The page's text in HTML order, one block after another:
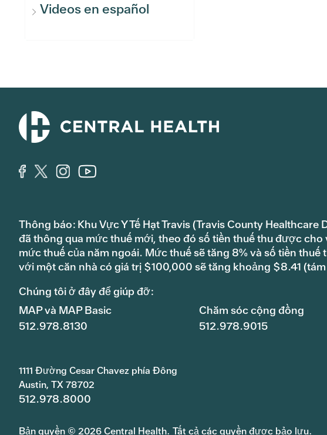
Videos en español
Thông báo: Khu Vực Y Tế Hạt Travis (Travis County
đã thông qua mức thuế mới, theo đó số tiền thuế thu được
mức thuế của năm ngoái. Mức thuế sẽ tăng 8% và số tiền
với một căn nhà có giá trị $100,000 sẽ tăng khoảng $8.41
Chúng tôi ở đây để giúp đỡ:
MAP và MAP Basic
512.978.8130
Chăm sóc cộng đồng
512.978.9015
1111 Đường Cesar Chavez phía Đông
Austin, TX 78702
512.978.8000
Bản quyền © 2026 Central Health. Tất cả các quyền được bảo lưu.